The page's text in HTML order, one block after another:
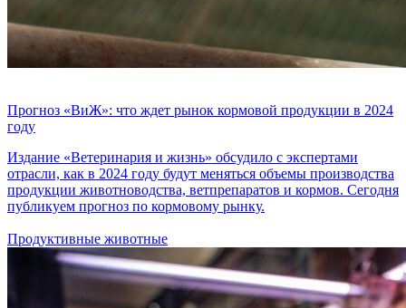
Прогноз «ВиЖ»: что ждет рынок кормовой продукции в 2024
году
Издание «Ветеринария и жизнь» обсудило с экспертами
отрасли, как в 2024 году будут меняться объемы производства
продукции животноводства, ветпрепаратов и кормов. Сегодня
публикуем прогноз по кормовому рынку.
Продуктивные животные